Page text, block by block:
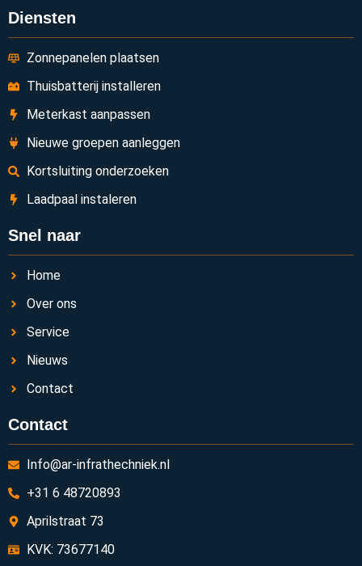
Diensten
Zonnepanelen plaatsen
Thuisbatterij installeren
Meterkast aanpassen
Nieuwe groepen aanleggen
Kortsluiting onderzoeken
Laadpaal instaleren
Snel naar
Home
Over ons
Service
Nieuws
Contact
Contact
Info@ar-infrathechniek.nl
+31 6 48720893
Aprilstraat 73
KVK: 73677140